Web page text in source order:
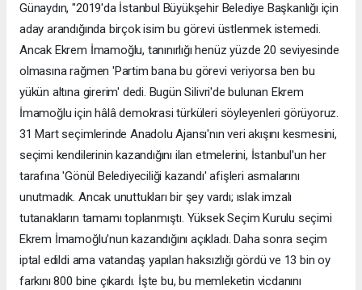
Günaydın, "2019'da İstanbul Büyükşehir Belediye Başkanlığı için
aday arandığında birçok isim bu görevi üstlenmek istemedi.
Ancak Ekrem İmamoğlu, tanınırlığı henüz yüzde 20 seviyesinde
olmasına rağmen 'Partim bana bu görevi veriyorsa ben bu
yükün altına girerim' dedi. Bugün Silivri'de bulunan Ekrem
İmamoğlu için hâlâ demokrasi türküleri söyleyenleri görüyoruz.
31 Mart seçimlerinde Anadolu Ajansı'nın veri akışını kesmesini,
seçimi kendilerinin kazandığını ilan etmelerini, İstanbul'un her
tarafına 'Gönül Belediyeciliği kazandı' afişleri asmalarını
unutmadık. Ancak unuttukları bir şey vardı; ıslak imzalı
tutanakların tamamı toplanmıştı. Yüksek Seçim Kurulu seçimi
Ekrem İmamoğlu'nun kazandığını açıkladı. Daha sonra seçim
iptal edildi ama vatandaş yapılan haksızlığı gördü ve 13 bin oy
farkını 800 bine çıkardı. İşte bu, bu memleketin vicdanını